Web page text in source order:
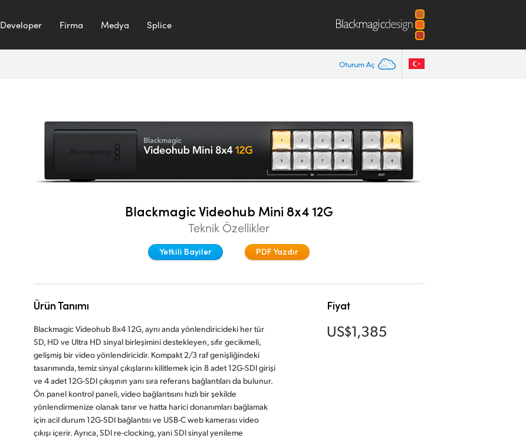
Developer Firma Medya Splice
Oturum Aç
Blackmagic Videohub Mini 8x4 12G
Teknik Özellikler
Yetkili Bayiler PDF Yazdır
Ürün Tanımı
Blackmagic Videohub 8x4 12G, aynı anda yönlendiricideki her tür
SD, HD ve Ultra HD sinyal birleşimini destekleyen, sıfır gecikmeli,
gelişmiş bir video yönlendiricidir. Kompakt 2/3 raf genişliğindeki
tasarımında, temiz sinyal çıkışlarını kilitlemek için 8 adet 12G-SDI girişi
ve 4 adet 12G-SDI çıkışının yanı sıra referans bağlantıları da bulunur.
Ön panel kontrol paneli, video bağlantısını hızlı bir şekilde
yönlendirmenize olanak tanır ve hatta harici donanımları bağlamak
için acil durum 12G-SDI bağlantısı ve USB-C web kamerası video
çıkışı içerir. Ayrıca, SDI re-clocking, yani SDI sinyal yenileme
Fiyat
US$1,385